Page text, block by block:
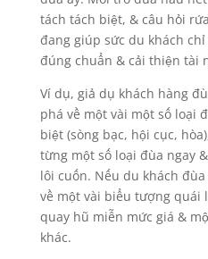
tách tách biệt, & câu hỏi
đang giúp sức du khách
đúng chuẩn & cải thiện tài
Ví dụ, giả dụ khách hàng
phá về một vài một số loại
biệt (sòng bạc, hội cục,
từng một số loại đùa ngay
lôi cuốn. Nếu du khách
về một vài biểu tượng quái
quay hũ miễn mức giá &
khác.